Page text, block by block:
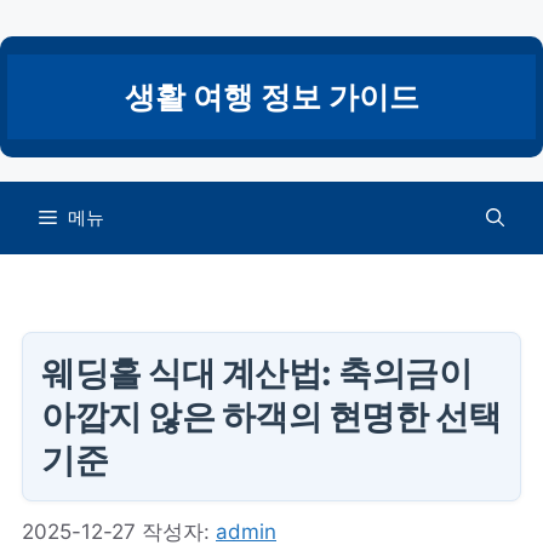
텐
건
너
생활 여행 정보 가이드
메뉴
웨딩홀 식대 계산법: 축의금이
아깝지 않은 하객의 현명한 선택
기준
2025-12-27 작성자: admin